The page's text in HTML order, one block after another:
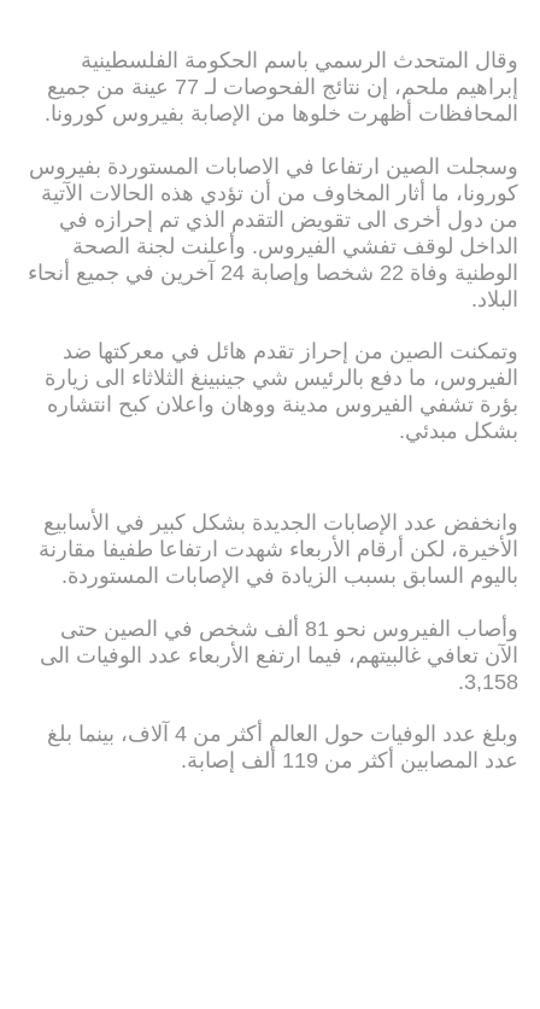
وقال المتحدث الرسمي باسم الحكومة الفلسطينية
إبراهيم ملحم، إن نتائج الفحوصات لـ 77 عينة من جميع
المحافظات أظهرت خلوها من الإصابة بفيروس كورونا.
وسجلت الصين ارتفاعا في الاصابات المستوردة بفيروس
كورونا، ما أثار المخاوف من أن تؤدي هذه الحالات الآتية
من دول أخرى الى تقويض التقدم الذي تم إحرازه في
الداخل لوقف تفشي الفيروس. وأعلنت لجنة الصحة
الوطنية وفاة 22 شخصا وإصابة 24 آخرين في جميع أنحاء
البلاد.
وتمكنت الصين من إحراز تقدم هائل في معركتها ضد
الفيروس، ما دفع بالرئيس شي جينبينغ الثلاثاء الى زيارة
بؤرة تشفي الفيروس مدينة ووهان واعلان كبح انتشاره
بشكل مبدئي.
وانخفض عدد الإصابات الجديدة بشكل كبير في الأسابيع
الأخيرة، لكن أرقام الأربعاء شهدت ارتفاعا طفيفا مقارنة
باليوم السابق بسبب الزيادة في الإصابات المستوردة.
وأصاب الفيروس نحو 81 ألف شخص في الصين حتى
الآن تعافي غالبيتهم، فيما ارتفع الأربعاء عدد الوفيات الى
3,158.
وبلغ عدد الوفيات حول العالم أكثر من 4 آلاف، بينما بلغ
عدد المصابين أكثر من 119 ألف إصابة.